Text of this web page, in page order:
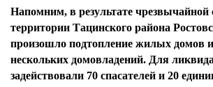
Напомним, в результате чрезвычайной
территории Тацинского района
произошло подтопление жилых домов
нескольких домовладений. Для
задействовали 70 спасателей и 20